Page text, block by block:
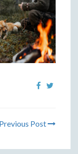
Previous Post